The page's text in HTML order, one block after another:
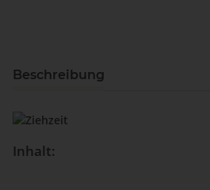
Beschreibung
Inhalt: